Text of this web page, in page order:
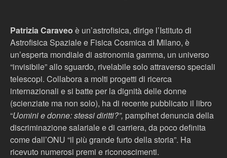
Patrizia Caraveo è un’astrofisica, dirige l’Istituto di
Astrofisica Spaziale e Fisica Cosmica di Milano, è
un’esperta mondiale di astronomia gamma, un universo
“invisibile” allo sguardo, rivelabile solo attraverso speciali
telescopi. Collabora a molti progetti di ricerca
internazionali e si batte per la dignità delle donne
(scienziate ma non solo), ha di recente pubblicato il libro
“Uomini e donne: stessi diritti?”, pamplhet denuncia della
discriminazione salariale e di carriera, da poco definita
come dall’ONU “il più grande furto della storia”. Ha
ricevuto numerosi premi e riconoscimenti.